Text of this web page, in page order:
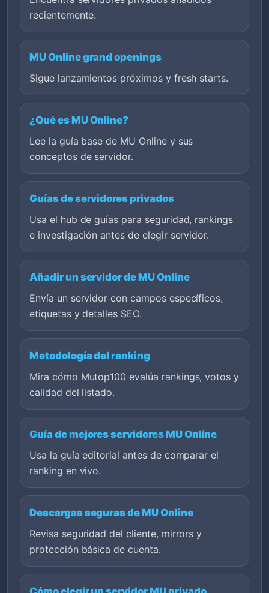
recientemente.
MU Online grand openings
Sigue lanzamientos próximos y fresh starts.
¿Qué es MU Online?
Lee la guía base de MU Online y sus
conceptos de servidor.
Guías de servidores privados
Usa el hub de guías para seguridad, rankings
e investigación antes de elegir servidor.
Añadir un servidor de MU Online
Envía un servidor con campos específicos,
etiquetas y detalles SEO.
Metodología del ranking
Mira cómo Mutop100 evalúa rankings, votos y
calidad del listado.
Guía de mejores servidores MU Online
Usa la guía editorial antes de comparar el
ranking en vivo.
Descargas seguras de MU Online
Revisa seguridad del cliente, mirrors y
protección básica de cuenta.